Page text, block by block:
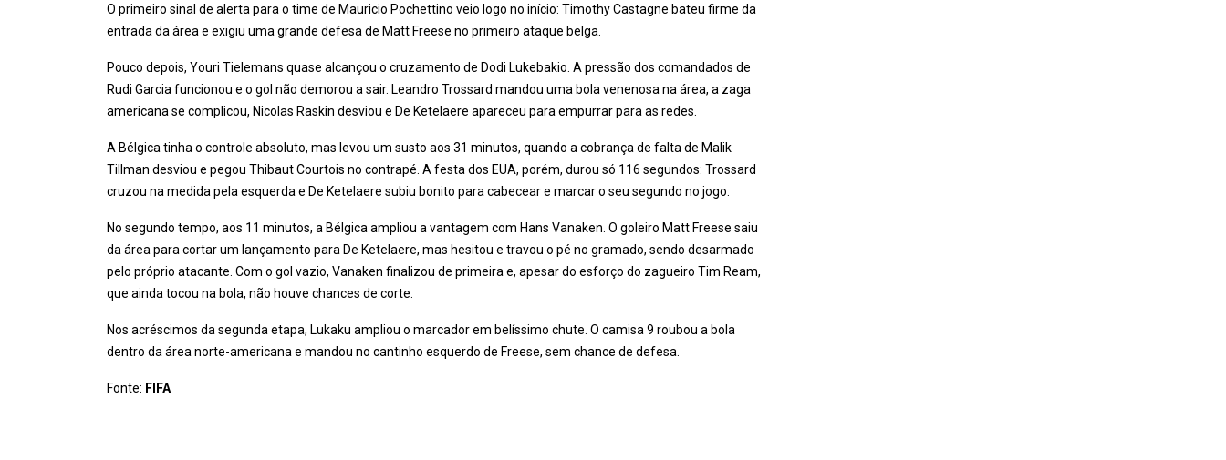
O primeiro sinal de alerta para o time de Mauricio Pochettino veio logo no início: Timothy Castagne bateu firme da
entrada da área e exigiu uma grande defesa de Matt Freese no primeiro ataque belga.
Pouco depois, Youri Tielemans quase alcançou o cruzamento de Dodi Lukebakio. A pressão dos comandados de
Rudi Garcia funcionou e o gol não demorou a sair. Leandro Trossard mandou uma bola venenosa na área, a zaga
americana se complicou, Nicolas Raskin desviou e De Ketelaere apareceu para empurrar para as redes.
A Bélgica tinha o controle absoluto, mas levou um susto aos 31 minutos, quando a cobrança de falta de Malik
Tillman desviou e pegou Thibaut Courtois no contrapé. A festa dos EUA, porém, durou só 116 segundos: Trossard
cruzou na medida pela esquerda e De Ketelaere subiu bonito para cabecear e marcar o seu segundo no jogo.
No segundo tempo, aos 11 minutos, a Bélgica ampliou a vantagem com Hans Vanaken. O goleiro Matt Freese saiu
da área para cortar um lançamento para De Ketelaere, mas hesitou e travou o pé no gramado, sendo desarmado
pelo próprio atacante. Com o gol vazio, Vanaken finalizou de primeira e, apesar do esforço do zagueiro Tim Ream,
que ainda tocou na bola, não houve chances de corte.
Nos acréscimos da segunda etapa, Lukaku ampliou o marcador em belíssimo chute. O camisa 9 roubou a bola
dentro da área norte-americana e mandou no cantinho esquerdo de Freese, sem chance de defesa.
Fonte: FIFA